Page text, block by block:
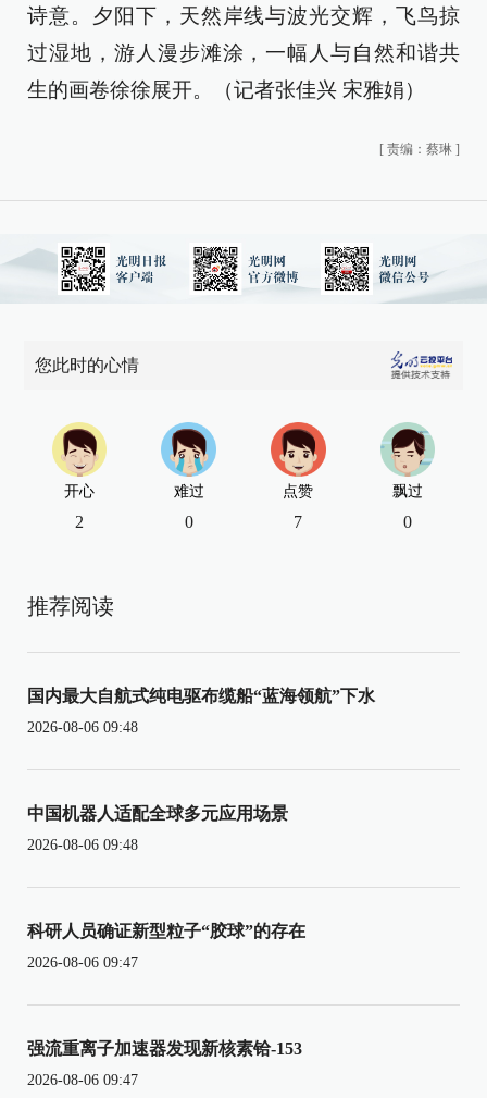
诗意。夕阳下，天然岸线与波光交辉，飞鸟掠
过湿地，游人漫步滩涂，一幅人与自然和谐共
生的画卷徐徐展开。（记者张佳兴 宋雅娟）
[ 责编：蔡琳 ]
您此时的心情
开心
2
难过
0
点赞
7
飘过
0
推荐阅读
国内最大自航式纯电驱布缆船“蓝海领航”下水
2026-08-06 09:48
中国机器人适配全球多元应用场景
2026-08-06 09:48
科研人员确证新型粒子“胶球”的存在
2026-08-06 09:47
强流重离子加速器发现新核素铪-153
2026-08-06 09:47